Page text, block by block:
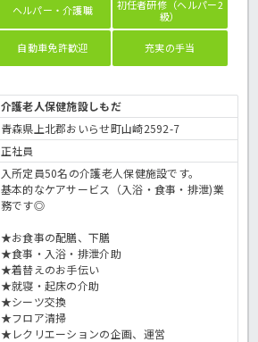
ヘルパー・介護職
初任者研修（ヘルパー2
級）
自動車免許歓迎 充実の手当
介護老人保健施設しもだ
青森県上北郡おいらせ町山崎2592-7
正社員
入所定員50名の介護老人保健施設です。
基本的なケアサービス（入浴・食事・排泄)業
務です◎
★お食事の配膳、下膳
★食事・入浴・排泄介助
★着替えのお手伝い
★就寝・起床の介助
★シーツ交換
★フロア清掃
★レクリエーションの企画、運営